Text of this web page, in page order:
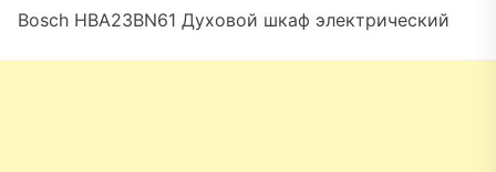
Bosch HBA23BN61 Духовой шкаф электрический